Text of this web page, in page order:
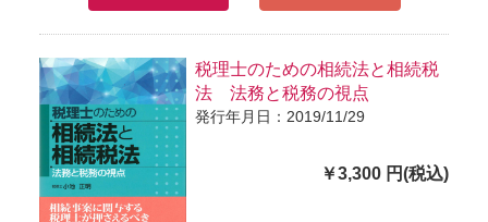
税理士のための相続法と相続税
法 法務と税務の視点
発行年月日：2019/11/29
￥3,300 円(税込)